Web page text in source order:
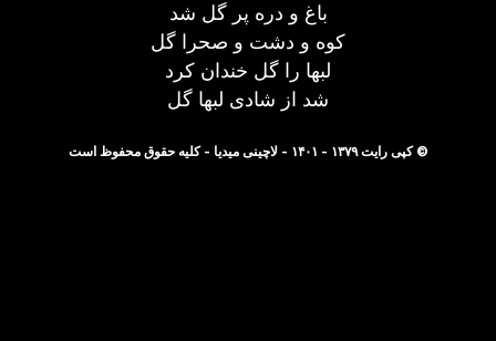
باغ و دره پر گل شد
كوه و دشت و صحرا گل
لبها را گل خندان كرد
شد از شادی لبها گل
© کپی رایت ۱۳۷۹ - ۱۴۰۱ - لاچینی میدیا - کلیه حقوق محفوظ است